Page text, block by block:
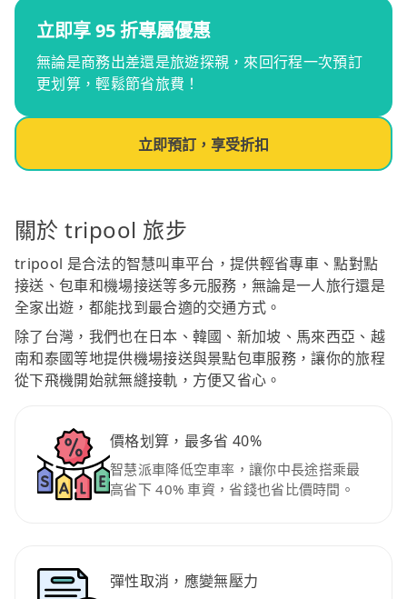
立即享 95 折專屬優惠
無論是商務出差還是旅遊探親，來回行程一次預訂
更划算，輕鬆節省旅費！
立即預訂，享受折扣
關於 tripool 旅步
tripool 是合法的智慧叫車平台，提供輕省專車、點對點
接送、包車和機場接送等多元服務，無論是一人旅行還是
全家出遊，都能找到最合適的交通方式。
除了台灣，我們也在日本、韓國、新加坡、馬來西亞、越
南和泰國等地提供機場接送與景點包車服務，讓你的旅程
從下飛機開始就無縫接軌，方便又省心。
價格划算，最多省 40%
智慧派車降低空車率，讓你中長途搭乘最
高省下 40% 車資，省錢也省比價時間。
彈性取消，應變無壓力